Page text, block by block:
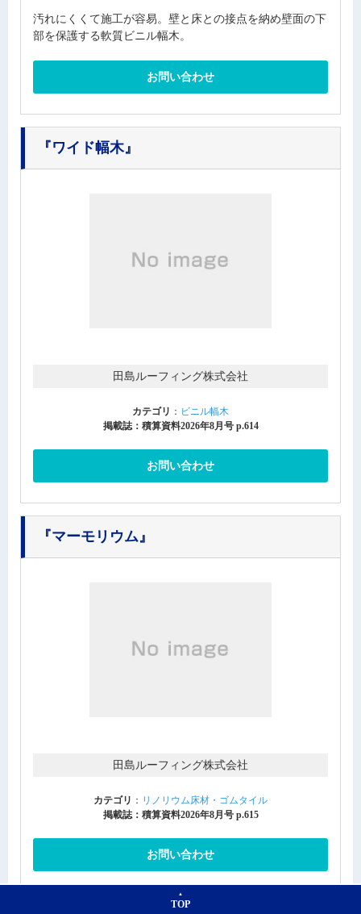
汚れにくくて施工が容易。壁と床との接点を納め壁面の下
部を保護する軟質ビニル幅木。
お問い合わせ
『ワイド幅木』
田島ルーフィング株式会社
カテゴリ ： ビニル幅木
掲載誌：積算資料2026年8月号 p.614
お問い合わせ
『マーモリウム』
田島ルーフィング株式会社
カテゴリ ： リノリウム床材・ゴムタイル
掲載誌：積算資料2026年8月号 p.615
お問い合わせ
TOP